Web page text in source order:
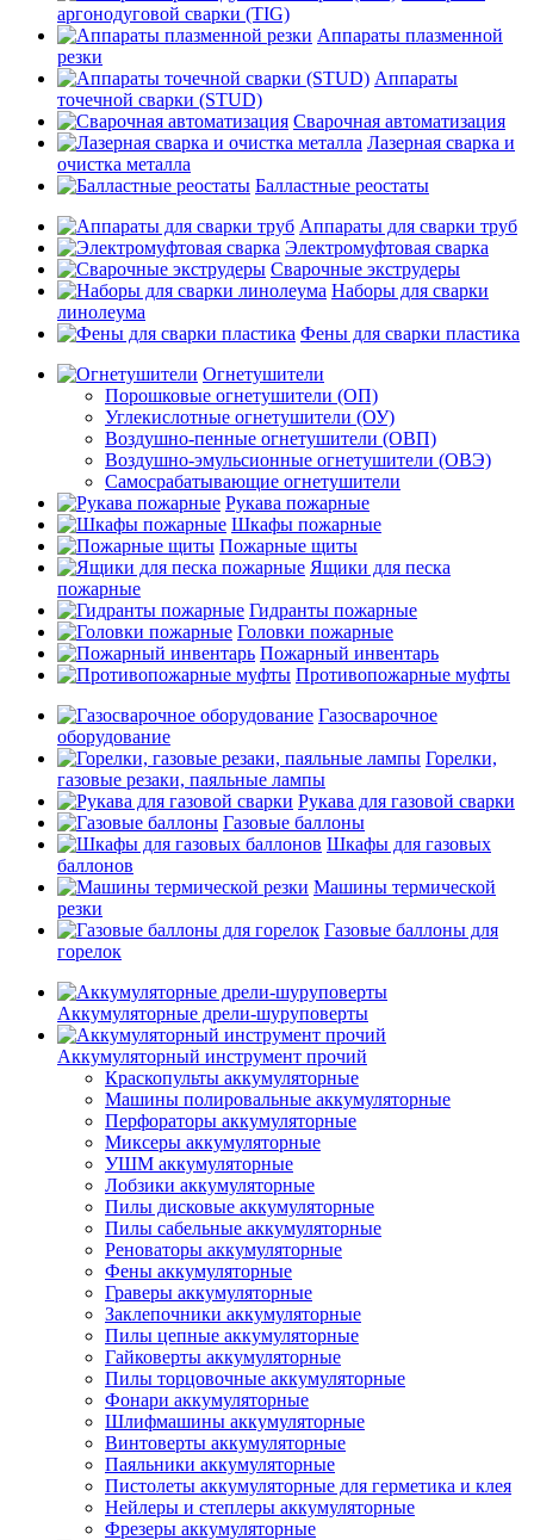
аргонодуговой сварки (TIG)
Аппараты плазменной
резки
Аппараты
точечной сварки (STUD)
Сварочная автоматизация
Лазерная сварка и
очистка металла
Балластные реостаты
Аппараты для сварки труб
Электромуфтовая сварка
Сварочные экструдеры
Наборы для сварки
линолеума
Фены для сварки пластика
Огнетушители
Порошковые огнетушители (ОП)
Углекислотные огнетушители (ОУ)
Воздушно-пенные огнетушители (ОВП)
Воздушно-эмульсионные огнетушители (ОВЭ)
Самосрабатывающие огнетушители
Рукава пожарные
Шкафы пожарные
Пожарные щиты
Ящики для песка
пожарные
Гидранты пожарные
Головки пожарные
Пожарный инвентарь
Противопожарные муфты
Газосварочное
оборудование
Горелки,
газовые резаки, паяльные лампы
Рукава для газовой сварки
Газовые баллоны
Шкафы для газовых
баллонов
Машины термической
резки
Газовые баллоны для
горелок
Аккумуляторные дрели-шуруповерты
Аккумуляторный инструмент прочий
Краскопульты аккумуляторные
Машины полировальные аккумуляторные
Перфораторы аккумуляторные
Миксеры аккумуляторные
УШМ аккумуляторные
Лобзики аккумуляторные
Пилы дисковые аккумуляторные
Пилы сабельные аккумуляторные
Реноваторы аккумуляторные
Фены аккумуляторные
Граверы аккумуляторные
Заклепочники аккумуляторные
Пилы цепные аккумуляторные
Гайковерты аккумуляторные
Пилы торцовочные аккумуляторные
Фонари аккумуляторные
Шлифмашины аккумуляторные
Винтоверты аккумуляторные
Паяльники аккумуляторные
Пистолеты аккумуляторные для герметика и клея
Нейлеры и степлеры аккумуляторные
Фрезеры аккумуляторные